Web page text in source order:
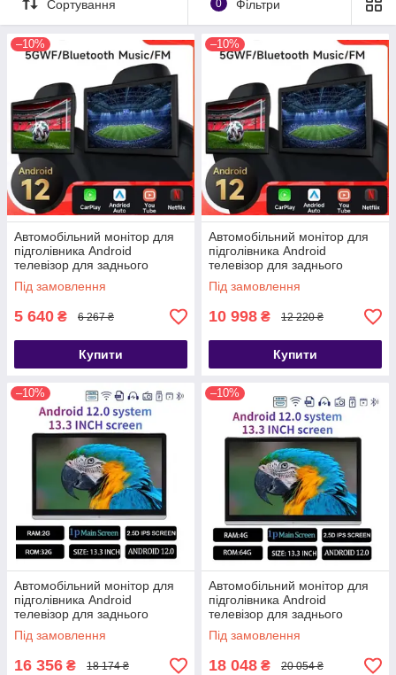
Сортування 0 Фільтри
–10%
Автомобільний монітор для
підголівника Android
телевізор для заднього
сидіння, WiFi BT CarPlay
Під замовлення
5 640 ₴ 6 267 ₴
Купити
–10%
Автомобільний монітор для
підголівника Android
телевізор для заднього
сидіння, WiFi BT CarPlay 2шт
компект 4 core 2+32 10"
Під замовлення
10 998 ₴ 12 220 ₴
Купити
–10%
Автомобільний монітор для
підголівника Android
телевізор для заднього
сидіння, WiFi BT CarPlay 4
core 2+32 13.3"
Під замовлення
16 356 ₴ 18 174 ₴
–10%
Автомобільний монітор для
підголівника Android
телевізор для заднього
сидіння, WiFi BT CarPlay
4+64 8 core 13.3"
Під замовлення
18 048 ₴ 20 054 ₴